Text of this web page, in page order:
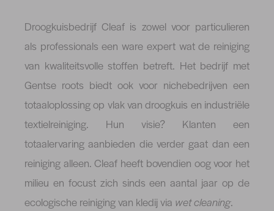
Droogkuisbedrijf Cleaf is zowel voor particulieren
als professionals een ware expert wat de reiniging
van kwaliteitsvolle stoffen betreft. Het bedrijf met
Gentse roots biedt ook voor nichebedrijven een
totaaloplossing op vlak van droogkuis en industriële
textielreiniging. Hun visie? Klanten een
totaalervaring aanbieden die verder gaat dan een
reiniging alleen. Cleaf heeft bovendien oog voor het
milieu en focust zich sinds een aantal jaar op de
ecologische reiniging van kledij via wet cleaning.